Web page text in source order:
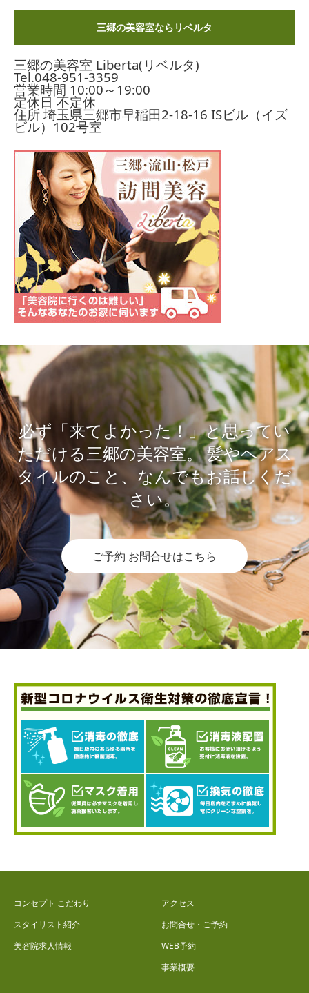
三郷の美容室ならリベルタ
三郷の美容室 Liberta(リベルタ)
Tel.048-951-3359
営業時間 10:00～19:00
定休日 不定休
住所 埼玉県三郷市早稲田2-18-16 ISビル（イズ
ビル）102号室
必ず「来てよかった！」と思ってい
ただける三郷の美容室。髪やヘアス
タイルのこと、なんでもお話しくだ
さい。
ご予約 お問合せはこちら
コンセプト こだわり
スタイリスト紹介
美容院求人情報
アクセス
お問合せ・ご予約
WEB予約
事業概要